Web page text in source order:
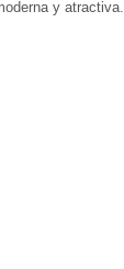
y atractiva.